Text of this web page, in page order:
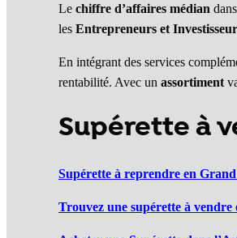
Le chiffre d’affaires médian
les Entrepreneurs et
En intégrant des services
rentabilité. Avec un assortiment
Supérette à
Supérette à reprendre en
Trouvez une supérette à vendre